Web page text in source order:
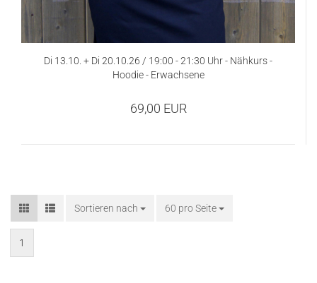
Di 13.10. + Di 20.10.26 / 19:00 - 21:30 Uhr - Nähkurs -
Hoodie - Erwachsene
69,00 EUR
Sortieren nach
Sortieren nach 60 pro Seite
pro Seite
1